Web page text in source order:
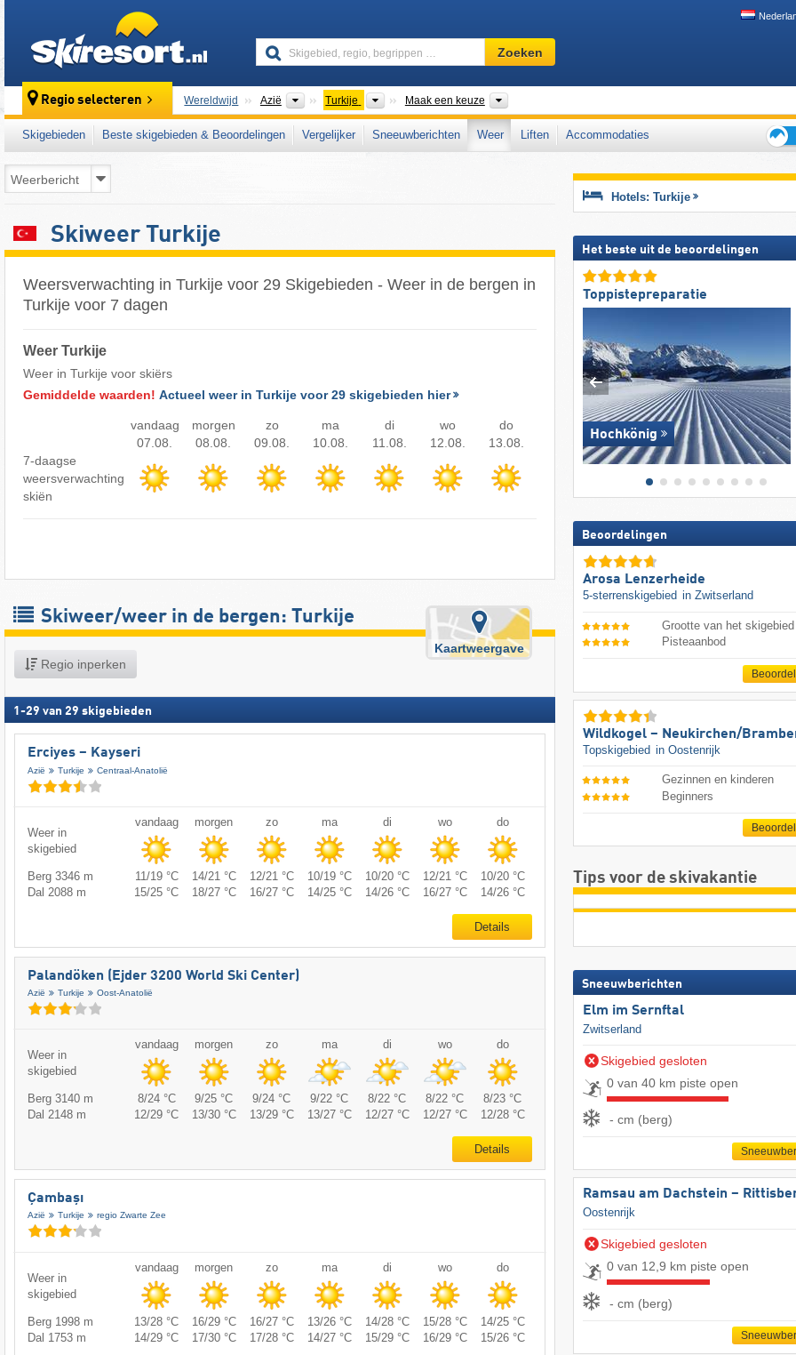
Skigebied,
regio,
…
Zoeken
Regio selecteren Wereldwijd Azië Continenten
Turkije LandenMaak een keuze
Skigebieden Beste skigebieden & Beoordelingen Vergelijker Sneeuwberichten Weer Liften
Accommodaties
voor
Skiweer Turkije
Weersverwachting in Turkije voor 29 Skigebieden - Weer in de bergen in
Turkije voor 7 dagen
Weer Turkije
Weer in Turkije voor skiërs
Gemiddelde waarden! Actueel weer in Turkije voor 29 skigebieden hier
vandaag
07.08.
morgen
08.08.
zo
09.08.
ma
10.08.
di
11.08.
wo
12.08.
do
13.08.
7-daagse
weersverwachting
skiën
Skiweer/weer in de bergen: Turkije
Regio inperken
Kaartweergave
1 -29 van 29 skigebieden
Erciyes – Kayseri
Azië Turkije Centraal-Anatolië
Weer in
skigebied
vandaag morgen zo ma di wo do
Berg 3346 m 11/19 °C 14/21 °C 12/21 °C 10/19 °C 10/20 °C 12/21 °C
10/20 °C
Dal 2088 m
15/25 °C 18/27 °C 16/27 °C 14/25 °C 14/26 °C 16/27 °C 14/26 °C
Details
Palandöken (Ejder 3200 World Ski Center)
Azië Turkije Oost-Anatolië
Weer in
skigebied
vandaag morgen zo ma di wo do
Berg 3140 m 8/24 °C 9/25 °C 9/24 °C 9/22 °C 8/22 °C 8/22 °C
8/23 °C
Dal 2148 m
12/29 °C 13/30 °C 13/29 °C 13/27 °C 12/27 °C 12/27 °C 12/28 °C
Details
Çambaşı
Azië Turkije regio Zwarte Zee
Weer in
skigebied
vandaag morgen zo ma di wo do
Berg 1998 m 13/28 °C 16/29 °C 16/27 °C 13/26 °C 14/28 °C 15/28 °C
14/25 °C
Dal 1753 m
14/29 °C 17/30 °C 17/28 °C 14/27 °C 15/29 °C 16/29 °C 15/26 °C
Hotels: Turkije
Het beste uit de beoordelingen
Toppistepreparatie
Hochkönig
Beoordelingen
Arosa Lenzerheide
5-sterrenskigebied in Zwitserland
Grootte van het skigebied
Pisteaanbod
Wildkogel – Neukirchen/​
Topskigebied in Oostenrijk
Gezinnen en kinderen
Beginners
Tips voor de skivakantie
Sneeuwberichten
Elm im Sernftal
Zwitserland
Skigebied gesloten
0 van 40 km piste open
- cm (berg)
Ramsau am Dachstein –
Oostenrijk
Skigebied gesloten
0 van 12,9 km piste open
- cm (berg)